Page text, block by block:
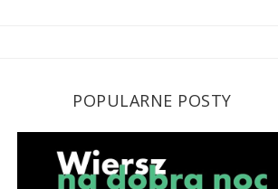
POPULARNE POSTY